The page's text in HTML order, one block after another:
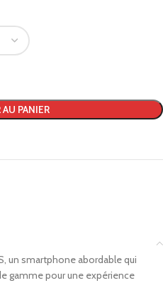
PANIER
un smartphone abordable qui
gamme pour une expérience